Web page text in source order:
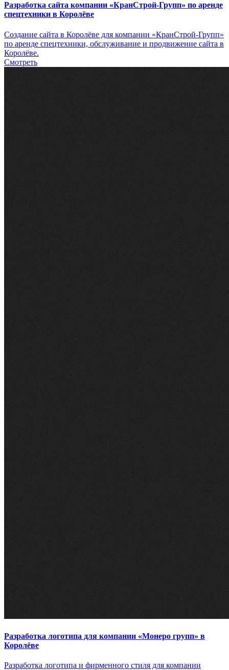
Разработка сайта компании «КранСтрой-Групп» по аренде
спецтехники в Королёве
Создание сайта в Королёве для компании «КранСтрой-Групп»
по аренде спецтехники, обслуживание и продвижение сайта в
Королёве.
Смотреть
Разработка логотипа для компании «Монеро групп» в
Королёве
Разработка логотипа и фирменного стиля для компании